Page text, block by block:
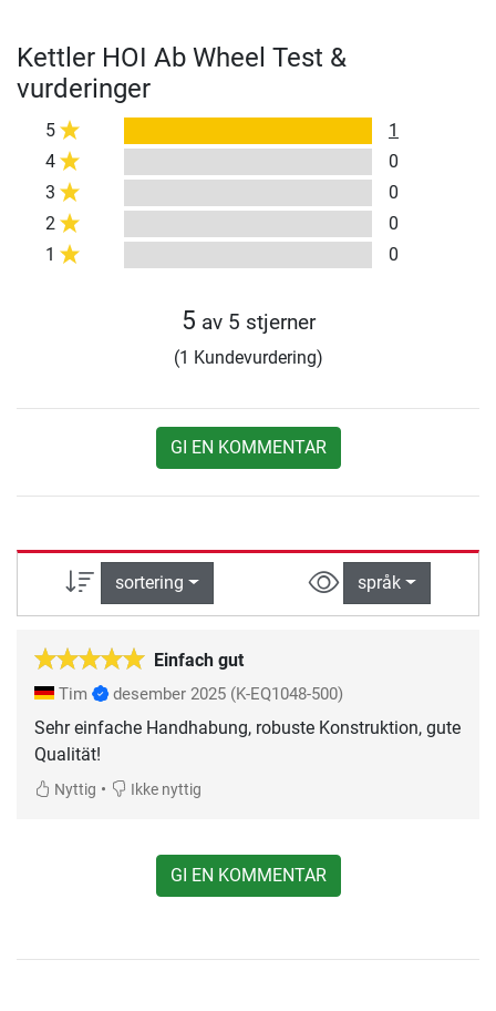
Kettler HOI Ab Wheel Test &
vurderinger
5
1
4
0
3
0
2
0
1
0
5 av 5 stjerner
(1 Kundevurdering)
GI EN KOMMENTAR
sortering språk
Einfach gut
Tim desember 2025 (K-EQ1048-500)
Sehr einfache Handhabung, robuste Konstruktion, gute
Qualität!
Nyttig • Ikke nyttig
GI EN KOMMENTAR